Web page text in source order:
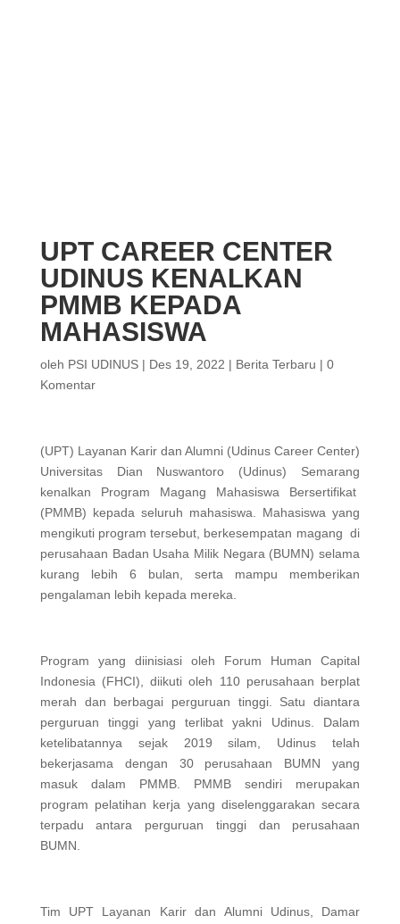
UPT CAREER CENTER
UDINUS KENALKAN
PMMB KEPADA
MAHASISWA
oleh PSI UDINUS| Des 19, 2022 | Berita Terbaru | 0
Komentar
(UPT) Layanan Karir dan Alumni (Udinus Career Center)
Universitas Dian Nuswantoro (Udinus) Semarang
kenalkan Program Magang Mahasiswa Bersertifikat
(PMMB) kepada seluruh mahasiswa. Mahasiswa yang
mengikuti program tersebut, berkesempatan magang di
perusahaan Badan Usaha Milik Negara (BUMN) selama
kurang lebih 6 bulan, serta mampu memberikan
pengalaman lebih kepada mereka.
Program yang diinisiasi oleh Forum Human Capital
Indonesia (FHCI), diikuti oleh 110 perusahaan berplat
merah dan berbagai perguruan tinggi. Satu diantara
perguruan tinggi yang terlibat yakni Udinus. Dalam
ketelibatannya sejak 2019 silam, Udinus telah
bekerjasama dengan 30 perusahaan BUMN yang
masuk dalam PMMB. PMMB sendiri merupakan
program pelatihan kerja yang diselenggarakan secara
terpadu antara perguruan tinggi dan perusahaan
BUMN.
Tim UPT Layanan Karir dan Alumni Udinus, Damar